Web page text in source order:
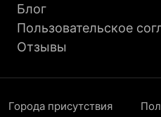
Блог
Пользовательское
Отзывы
Города присутствия